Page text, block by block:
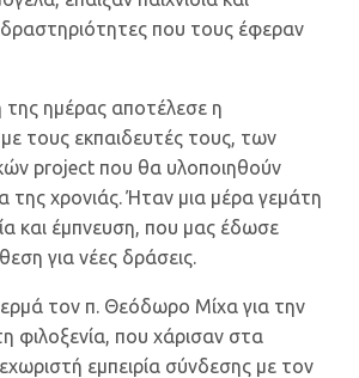
που τους έφεραν
της ημέρας αποτέλεσε η
τους εκπαιδευτές τους, των
project που θα υλοποιηθούν
της χρονιάς. Ήταν μια μέρα γεμάτη
και έμπνευση, που μας έδωσε
για νέες δράσεις.
τον π. Θεόδωρο Μίχα για την
φιλοξενία, που χάρισαν στα
εμπειρία σύνδεσης με τον